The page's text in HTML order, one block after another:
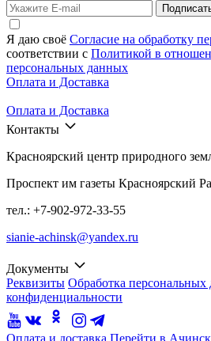
Я даю своё Согласие на обработку
соответствии с Политикой в
персональных данных
Оплата и Доставка
Оплата и Доставка
Контакты
Красноярский центр природного
Проспект им газеты Красноярский
тел.: +7-902-972-33-55
sianie-achinsk@yandex.ru
Документы
Реквизиты Обработка
конфиденциальности
Оплата и доставка Перейти в Ачинск